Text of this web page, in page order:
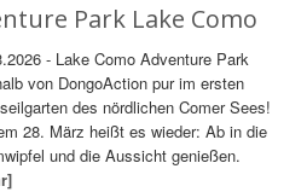
Park Lake Como
- Lake Como Adventure Park
von DongoAction pur im ersten
des nördlichen Comer Sees!
28. März heißt es wieder: Ab in die
und die Aussicht genießen.